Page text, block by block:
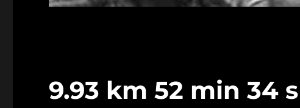
9.93 km 52 min 34 s